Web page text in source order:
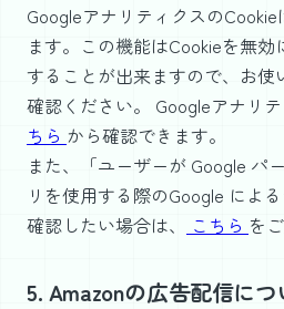
Googleアナリティクスの
ます。この機能はCookieを無
することが出来ますので、お
確認ください。 Googleアナリ
ちら から確認できます。
また、「ユーザーが Google パ
リを使用する際のGoogle によ
確認したい場合は、
こちら を
5. Amazonの広告配信につ